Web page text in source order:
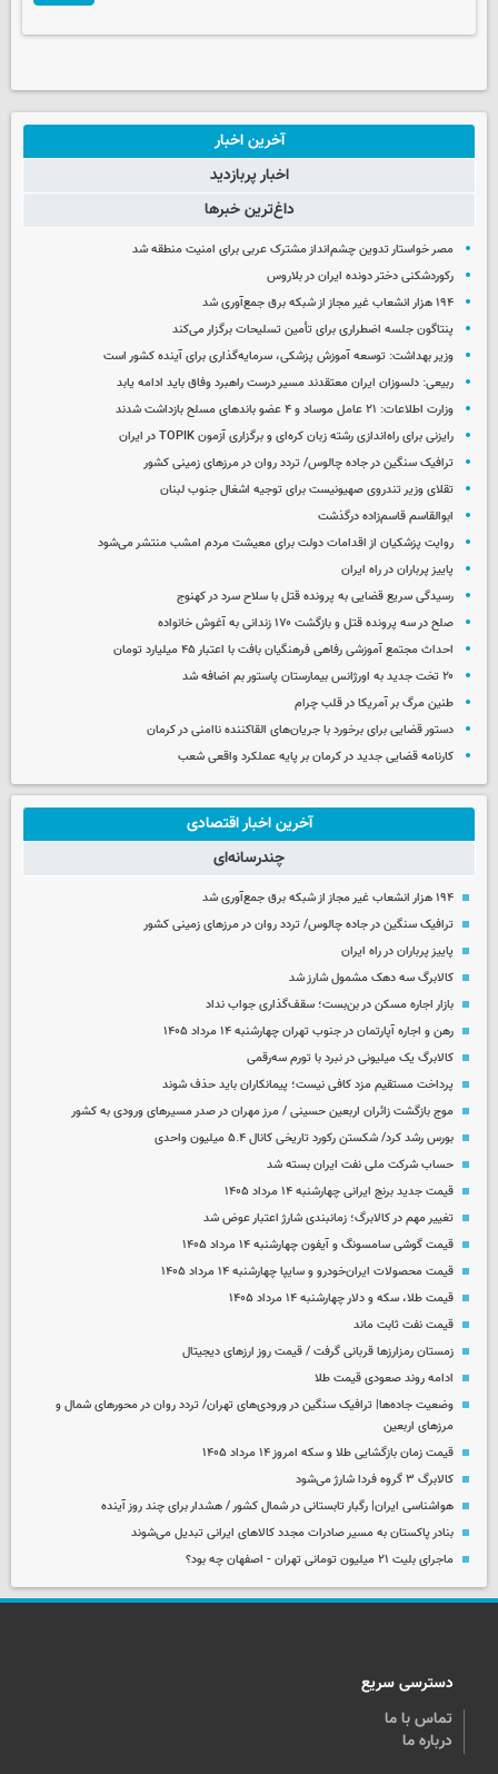
آخرین اخبار
اخبار پربازدید
داغ‌ترین خبرها
مصر خواستار تدوین چشم‌انداز مشترک عربی برای امنیت منطقه شد
رکوردشکنی دختر دونده ایران در بلاروس
۱۹۴ هزار انشعاب غیر مجاز از شبکه برق جمع‌آوری شد
پنتاگون جلسه اضطراری برای تأمین تسلیحات برگزار می‌کند
وزیر بهداشت: توسعه آموزش پزشکی، سرمایه‌گذاری برای آینده کشور است
ربیعی: دلسوزان ایران معتقدند مسیر درست راهبرد وفاق باید ادامه یابد
وزارت اطلاعات: ۲۱ عامل موساد و ۴ عضو باندهای مسلح بازداشت شدند
رایزنی برای راه‌اندازی رشته زبان کره‌ای و برگزاری آزمون TOPIK در ایران
ترافیک سنگین در جاده چالوس/ تردد روان در مرزهای زمینی کشور
تقلای وزیر تندروی صهیونیست برای توجیه اشغال جنوب لبنان
ابوالقاسم قاسم‌زاده درگذشت
روایت پزشکیان از اقدامات دولت برای معیشت مردم امشب منتشر می‌شود
پاییز پرباران در راه ایران
رسیدگی سریع قضایی به پرونده قتل با سلاح سرد در کهنوج
صلح در سه پرونده قتل و بازگشت ۱۷۰ زندانی به آغوش خانواده
احداث مجتمع آموزشی رفاهی فرهنگیان بافت با اعتبار ۴۵ میلیارد تومان
۲۰ تخت جدید به اورژانس بیمارستان پاستور بم اضافه شد
طنین مرگ بر آمریکا در قلب چرام
دستور قضایی برای برخورد با جریان‌های القاکننده ناامنی در کرمان
کارنامه قضایی جدید در کرمان بر پایه عملکرد واقعی شعب
آخرین اخبار اقتصادی
چندرسانه‌ای
۱۹۴ هزار انشعاب غیر مجاز از شبکه برق جمع‌آوری شد
ترافیک سنگین در جاده چالوس/ تردد روان در مرزهای زمینی کشور
پاییز پرباران در راه ایران
کالابرگ سه دهک مشمول شارز شد
بازار اجاره مسکن در بن‌بست؛ سقف‌گذاری جواب نداد
رهن و اجاره آپارتمان در جنوب تهران چهارشنبه ۱۴ مرداد ۱۴۰۵
کالابرگ یک میلیونی در نبرد با تورم سه‌رقمی
پرداخت مستقیم مزد کافی نیست؛ پیمانکاران باید حذف شوند
موج بازگشت زائران اربعین حسینی / مرز مهران در صدر مسیرهای ورودی به کشور
بورس رشد کرد/ شکستن رکورد تاریخی کانال ۵.۴ میلیون واحدی
حساب‌ شرکت ملی نفت ایران بسته شد
قیمت جدید برنج ایرانی چهارشنبه ۱۴ مرداد ۱۴۰۵
تغییر مهم در کالابرگ؛ زمانبندی‌ شارژ اعتبار عوض شد
قیمت گوشی سامسونگ و آیفون چهارشنبه ۱۴ مرداد ۱۴۰۵
قیمت محصولات ایران‌خودرو و سایپا چهارشنبه ۱۴ مرداد ۱۴۰۵
قیمت طلا، سکه و دلار چهارشنبه ۱۴ مرداد ۱۴۰۵
قیمت نفت ثابت ماند
زمستان رمزارزها قربانی گرفت / قیمت روز ارزهای دیجیتال
ادامه روند صعودی قیمت طلا
وضعیت جاده‌ها| ترافیک سنگین در ورودی‌های تهران/ تردد روان در محورهای شمال و
مرزهای اربعین
قیمت زمان بازگشایی طلا و سکه امروز ۱۴ مرداد ۱۴۰۵
کالابرگ ۳ گروه فردا شارژ می‌شود
هواشناسی ایران| رگبار تابستانی در شمال کشور / هشدار برای چند روز آینده
بنادر پاکستان به مسیر صادرات مجدد کالاهای ایرانی تبدیل می‌شوند
ماجرای بلیت ۲۱ میلیون تومانی تهران - اصفهان چه بود؟
دسترسی سریع
تماس با ما
درباره ما